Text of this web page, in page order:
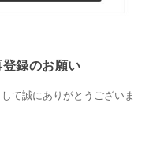
録のお願い
て誠にありがとうございま